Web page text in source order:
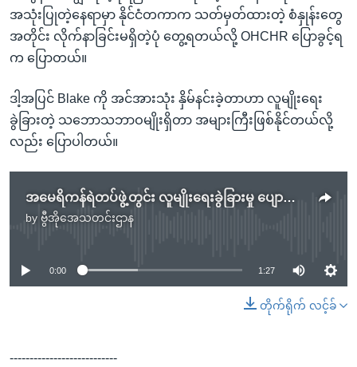
အသုံးပြုတဲ့နေရာမှာ နိုင်ငံတကာက သတ်မှတ်ထားတဲ့ စံနှုန်းတွေ
အတိုင်း လိုက်နာခြင်းမရှိတဲ့ပုံ တွေ့ရတယ်လို့ OHCHR ပြောခွင့်ရ
က ပြောတယ်။
ဒါ့အပြင် Blake ကို အင်အားသုံး နှိမ်နင်းခဲ့တာဟာ လူမျိုးရေး
ခွဲခြားတဲ့ သဘောသဘာဝမျိုးရှိတာ အများကြီးဖြစ်နိုင်တယ်လို့
လည်း ပြောပါတယ်။
အမေရိကန်ရဲတပ်ဖွဲ့တွင်း လူမျိုးရေးခွဲခြားမှု ပျောက်အောင်လုပ်ဖို့ ကုလသမဂ္ဂ တိုက်တွန်း
by ဗွီအိုအေသတင်းဌာန
No media source currently available
0:00 1:27
တိုက်ရိုက် လင့်ခ်
---------------------------